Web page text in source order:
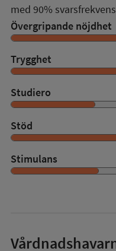
med 90%
Övergripande nöjdhet
Trygghet
Studiero
Stöd
Stimulans